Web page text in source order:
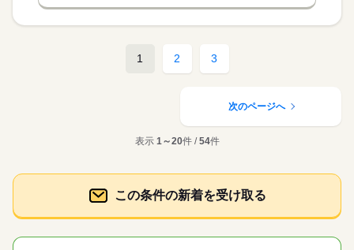
1 2 3
次のページへ
表示 1～20件 /54件
この条件の新着を受け取る